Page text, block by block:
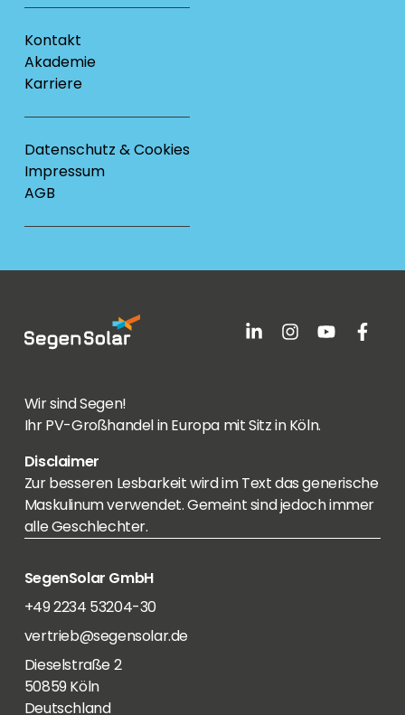
Kontakt
Akademie
Karriere
Datenschutz & Cookies
Impressum
AGB
Wir sind Segen!
Ihr PV-Großhandel in Europa mit Sitz in Köln.
Disclaimer
Zur besseren Lesbarkeit wird im Text das generische
Maskulinum verwendet. Gemeint sind jedoch immer
alle Geschlechter.
SegenSolar GmbH
+49 2234 53204-30
vertrieb@segensolar.de
Dieselstraße 2
50859 Köln
Deutschland